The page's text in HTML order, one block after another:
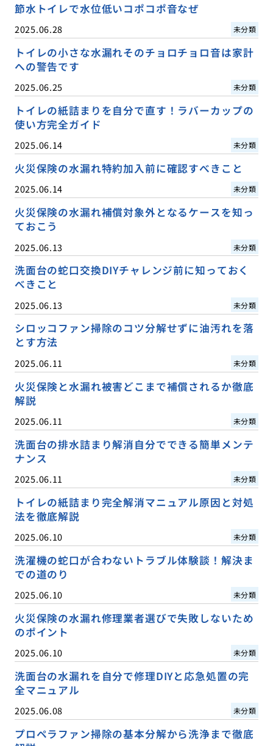
節水トイレで水位低いコポコポ音なぜ
2025.06.28 未分類
トイレの小さな水漏れそのチョロチョロ音は家計
への警告です
2025.06.25 未分類
トイレの紙詰まりを自分で直す！ラバーカップの
使い方完全ガイド
2025.06.14 未分類
火災保険の水漏れ特約加入前に確認すべきこと
2025.06.14 未分類
火災保険の水漏れ補償対象外となるケースを知っ
ておこう
2025.06.13 未分類
洗面台の蛇口交換DIYチャレンジ前に知っておく
べきこと
2025.06.13 未分類
シロッコファン掃除のコツ分解せずに油汚れを落
とす方法
2025.06.11 未分類
火災保険と水漏れ被害どこまで補償されるか徹底
解説
2025.06.11 未分類
洗面台の排水詰まり解消自分でできる簡単メンテ
ナンス
2025.06.11 未分類
トイレの紙詰まり完全解消マニュアル原因と対処
法を徹底解説
2025.06.10 未分類
洗濯機の蛇口が合わないトラブル体験談！解決ま
での道のり
2025.06.10 未分類
火災保険の水漏れ修理業者選びで失敗しないため
のポイント
2025.06.10 未分類
洗面台の水漏れを自分で修理DIYと応急処置の完
全マニュアル
2025.06.08 未分類
プロペラファン掃除の基本分解から洗浄まで徹底